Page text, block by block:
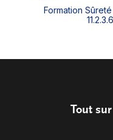
Formation
Tout